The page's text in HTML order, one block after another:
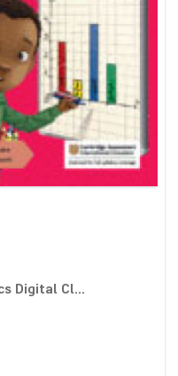
Digital Cl...